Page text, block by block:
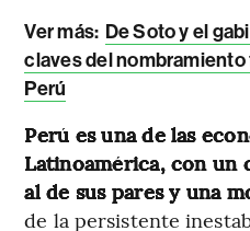
Ver más: De Soto y el
claves del
Perú
Perú es una de las
Latinoamérica, con
al de sus pares y una
de la persistente